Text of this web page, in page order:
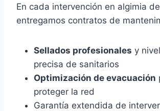
En cada intervención en algimia
entregamos contratos de
Sellados profesionales y
precisa de sanitarios
Optimización de evacuación
proteger la red
Garantía extendida de